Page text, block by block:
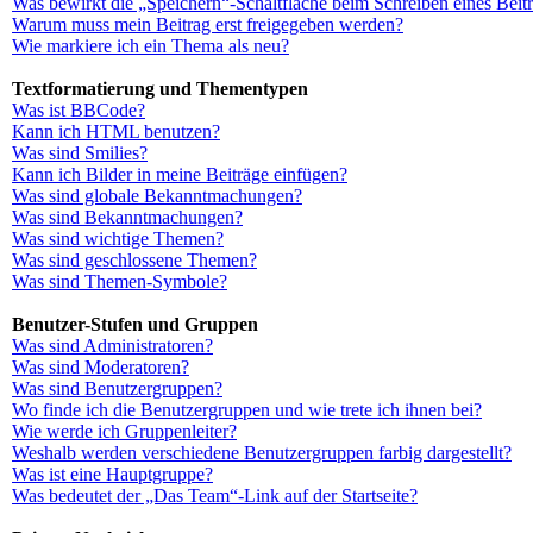
Warum muss mein Beitrag erst freigegeben werden?
Wie markiere ich ein Thema als neu?
Textformatierung und Thementypen
Was ist BBCode?
Kann ich HTML benutzen?
Was sind Smilies?
Kann ich Bilder in meine Beiträge einfügen?
Was sind globale Bekanntmachungen?
Was sind Bekanntmachungen?
Was sind wichtige Themen?
Was sind geschlossene Themen?
Was sind Themen-Symbole?
Benutzer-Stufen und Gruppen
Was sind Administratoren?
Was sind Moderatoren?
Was sind Benutzergruppen?
Wo finde ich die Benutzergruppen und wie trete ich ihnen bei?
Wie werde ich Gruppenleiter?
Weshalb werden verschiedene Benutzergruppen farbig dargestellt?
Was ist eine Hauptgruppe?
Was bedeutet der „Das Team“-Link auf der Startseite?